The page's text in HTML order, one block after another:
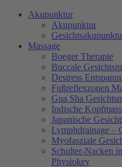
Akupunktur
Akupunktur
Massage
Boeger Therapie
Buccale
Destress
Fußreflexzonen
Gua Sha
Indische
Japanische
Lymphdrainage –
Myofasziale
Schulter-Nacken
Physiokey